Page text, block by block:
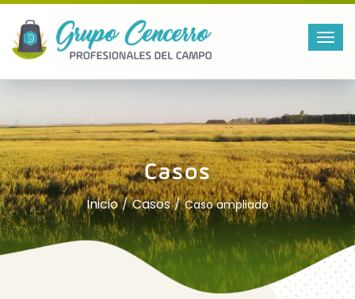
Casos
Inicio Casos Caso ampliado